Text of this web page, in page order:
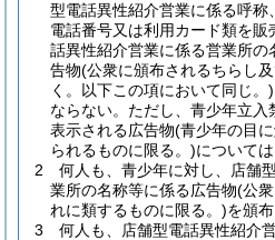
型電話異性紹介営業に係る呼称
電話番号又は利用カード類を販
話異性紹介営業に係る営業所の
告物(公衆に頒布されるちらし
く。以下この項において同じ。)
ならない。 ただし、青少年立入
表示される広告物(青少年の目
られるものに限る。)について
2
何人も、青少年に対し、店舗
業所の名称等に係る広告物(公
れに類するものに限る。)を頒
3
何人も、店舗型電話異性紹介